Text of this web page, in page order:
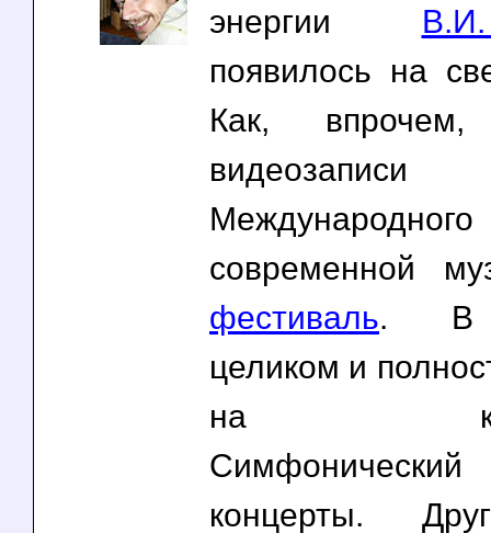
энергии
появилось на
Как,
современной
фестиваль. В
целиком и
на
концерты.